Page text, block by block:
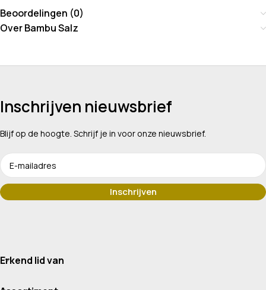
Beoordelingen (0)
Over Bambu Salz
Inschrijven nieuwsbrief
Blijf op de hoogte. Schrijf je in voor onze nieuwsbrief.
Erkend lid van